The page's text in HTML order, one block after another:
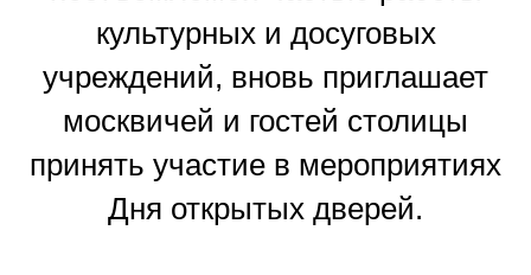
культурных и досуговых
учреждений, вновь приглашает
москвичей и гостей столицы
принять участие в мероприятиях
Дня открытых дверей.